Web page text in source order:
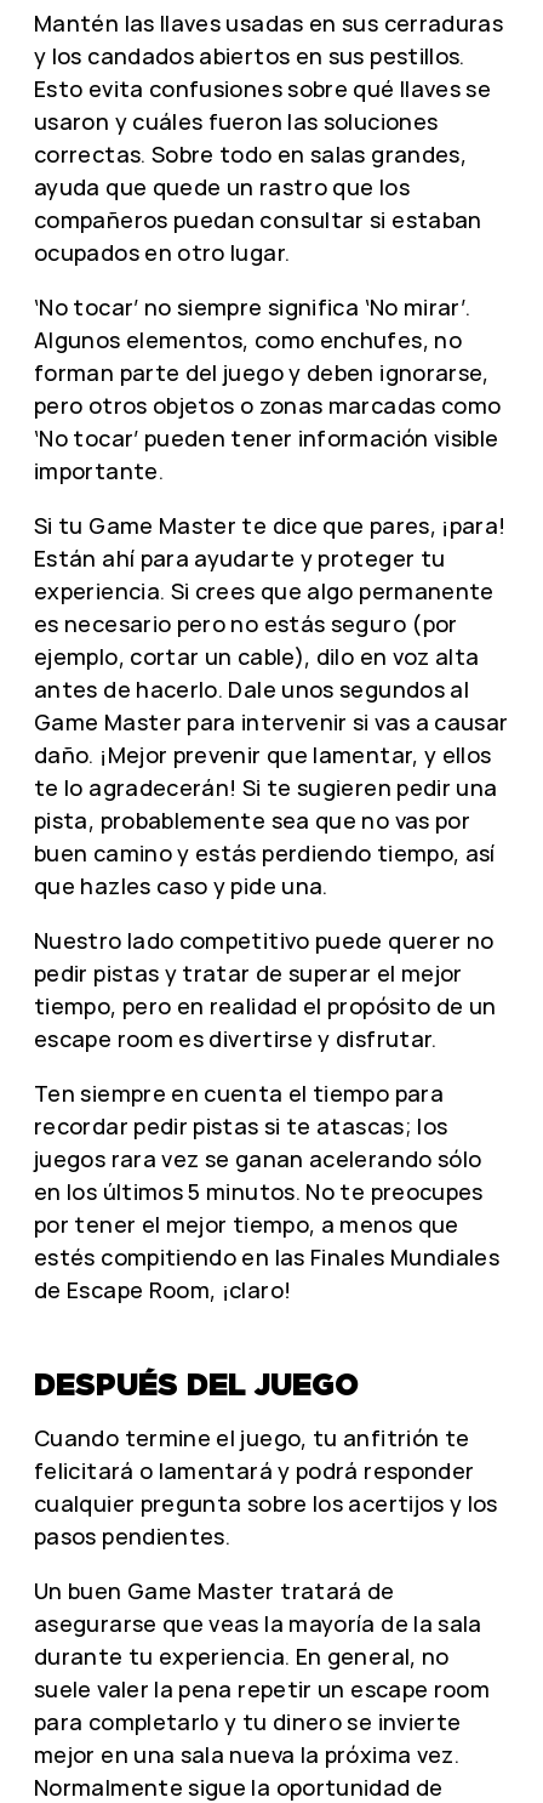
Mantén las llaves usadas en sus cerraduras
y los candados abiertos en sus pestillos.
Esto evita confusiones sobre qué llaves se
usaron y cuáles fueron las soluciones
correctas. Sobre todo en salas grandes,
ayuda que quede un rastro que los
compañeros puedan consultar si estaban
ocupados en otro lugar.
‘No tocar’ no siempre significa ‘No mirar’.
Algunos elementos, como enchufes, no
forman parte del juego y deben ignorarse,
pero otros objetos o zonas marcadas como
‘No tocar’ pueden tener información visible
importante.
Si tu Game Master te dice que pares, ¡para!
Están ahí para ayudarte y proteger tu
experiencia. Si crees que algo permanente
es necesario pero no estás seguro (por
ejemplo, cortar un cable), dilo en voz alta
antes de hacerlo. Dale unos segundos al
Game Master para intervenir si vas a causar
daño. ¡Mejor prevenir que lamentar, y ellos
te lo agradecerán! Si te sugieren pedir una
pista, probablemente sea que no vas por
buen camino y estás perdiendo tiempo, así
que hazles caso y pide una.
Nuestro lado competitivo puede querer no
pedir pistas y tratar de superar el mejor
tiempo, pero en realidad el propósito de un
escape room es divertirse y disfrutar.
Ten siempre en cuenta el tiempo para
recordar pedir pistas si te atascas; los
juegos rara vez se ganan acelerando sólo
en los últimos 5 minutos. No te preocupes
por tener el mejor tiempo, a menos que
estés compitiendo en las Finales Mundiales
de Escape Room, ¡claro!
DESPUÉS DEL JUEGO
Cuando termine el juego, tu anfitrión te
felicitará o lamentará y podrá responder
cualquier pregunta sobre los acertijos y los
pasos pendientes.
Un buen Game Master tratará de
asegurarse que veas la mayoría de la sala
durante tu experiencia. En general, no
suele valer la pena repetir un escape room
para completarlo y tu dinero se invierte
mejor en una sala nueva la próxima vez.
Normalmente sigue la oportunidad de